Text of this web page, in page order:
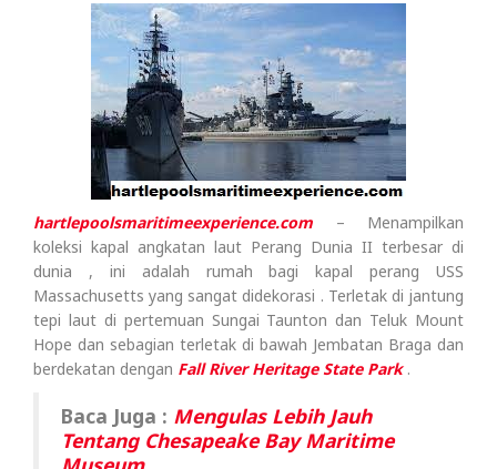
hartlepoolsmaritimeexperience.com – Menampilkan
koleksi kapal angkatan laut Perang Dunia II terbesar di
dunia , ini adalah rumah bagi kapal perang USS
Massachusetts yang sangat didekorasi . Terletak di jantung
tepi laut di pertemuan Sungai Taunton dan Teluk Mount
Hope dan sebagian terletak di bawah Jembatan Braga dan
berdekatan dengan Fall River Heritage State Park.
Baca Juga : Mengulas Lebih Jauh
Tentang Chesapeake Bay Maritime